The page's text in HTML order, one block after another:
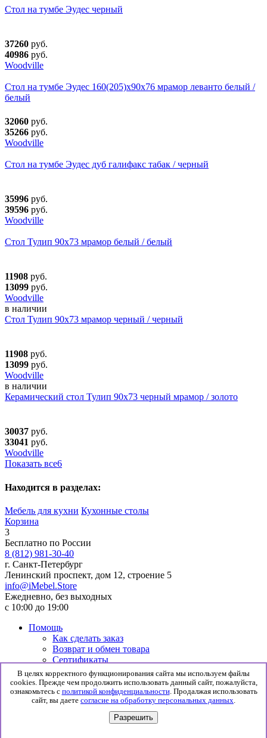
Стол на тумбе Эудес черный
37260 руб.
40986 руб.
Woodville
Стол на тумбе Эудес 160(205)х90х76 мрамор леванто белый /
белый
32060 руб.
35266 руб.
Woodville
Стол на тумбе Эудес дуб галифакс табак / черный
35996 руб.
39596 руб.
Woodville
Стол Тулип 90х73 мрамор белый / белый
11908 руб.
13099 руб.
Woodville
в наличии
Стол Тулип 90х73 мрамор черный / черный
11908 руб.
13099 руб.
Woodville
в наличии
Керамический стол Тулип 90х73 черный мрамор / золото
30037 руб.
33041 руб.
Woodville
Показать все6
Находится в разделах:
Мебель для кухни Кухонные столы
Корзина
3
Бесплатно по России
8 (812) 981-30-40
г. Санкт-Петербург
Ленинский проспект, дом 12, строение 5
info@iMebel.Store
Ежедневно, без выходных
с 10:00 до 19:00
Помощь
Как сделать заказ
Возврат и обмен товара
Сертификаты
Информация
Гарантия
Доставка и сборка
Политика конфиденциальности
Согласие на обработку данных
В целях корректного функционирования сайта мы используем файлы
cookies. Прежде чем продолжить использовать данный сайт, пожалуйста,
ознакомьтесь с политикой конфиденциальности. Продалжая использовать
сайт, вы даете согласие на обработку персональных данных.
Разрешить